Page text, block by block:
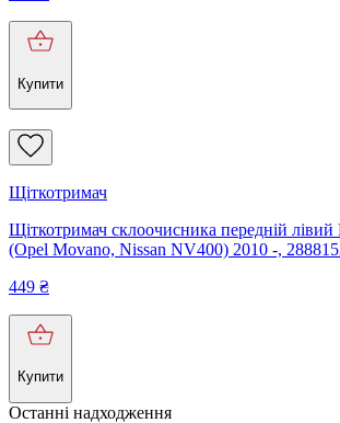
Купити
Щіткотримач
Щіткотримач склоочисника передній лівий
(Opel Movano, Nissan NV400) 2010 -,
449 ₴
Купити
Останні надходження